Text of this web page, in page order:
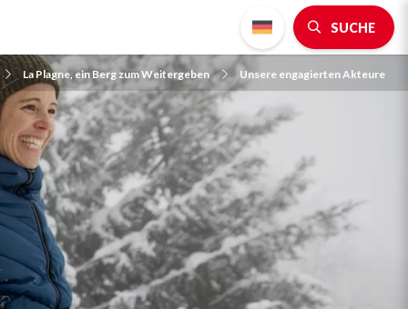
SUCHE
La Plagne, ein Berg zum Weitergeben Unsere engagierten Akteure